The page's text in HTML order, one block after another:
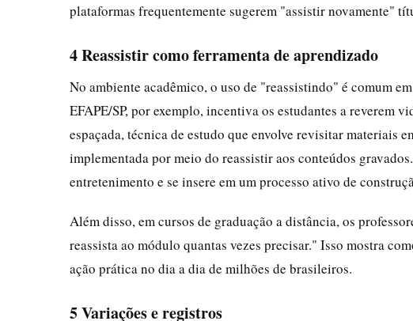
plataformas frequentemente sugerem "assistir novamente"
4 Reassistir como ferramenta de aprendizado
No ambiente acadêmico, o uso de "reassistindo" é comum
EFAPE/SP, por exemplo, incentiva os estudantes a reverem
espaçada, técnica de estudo que envolve revisitar materiais
implementada por meio do reassistir aos conteúdos
entretenimento e se insere em um processo ativo de
Além disso, em cursos de graduação a distância, os
reassista ao módulo quantas vezes precisar." Isso mostra
ação prática no dia a dia de milhões de brasileiros.
5 Variações e registros